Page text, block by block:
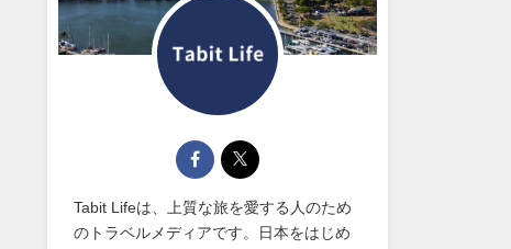
Tabit Lifeは、上質な旅を愛する人のため
のトラベルメディアです。日本をはじめ